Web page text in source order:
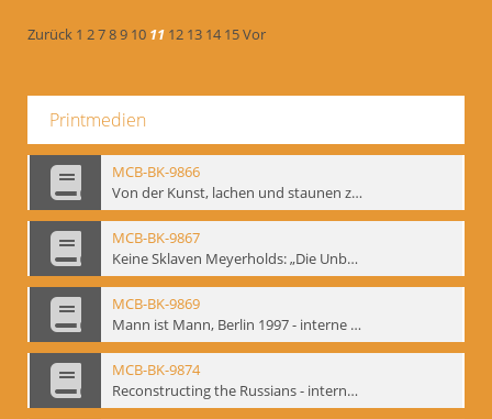
Zurück 1 2789 10 11 12 13 14 15Vor
Printmedien
MCB-BK-9866
Von der Kunst, lachen und staunen zu machen. Das Meyerhold-Projekt im bat Studiotheater - interne Signatur: BM-prt-63
MCB-BK-9867
Keine Sklaven Meyerholds: „Die Unbekannte“ und „Eine gewisse Anzahl Gespräche im bat“ - interne Signatur: BM-prt-64
MCB-BK-9869
Mann ist Mann, Berlin 1997 - interne Signatur: BM-prt-66
MCB-BK-9874
Reconstructing the Russians - interne Signatur: BM-prt-70b